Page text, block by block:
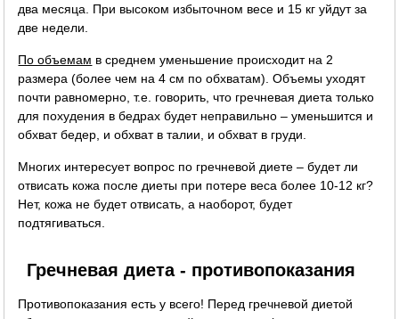
два месяца. При высоком избыточном весе и 15 кг уйдут за
две недели.
По объемам в среднем уменьшение происходит на 2
размера (более чем на 4 см по обхватам). Объемы уходят
почти равномерно, т.е. говорить, что гречневая диета только
для похудения в бедрах будет неправильно – уменьшится и
обхват бедер, и обхват в талии, и обхват в груди.
Многих интересует вопрос по гречневой диете – будет ли
отвисать кожа после диеты при потере веса более 10-12 кг?
Нет, кожа не будет отвисать, а наоборот, будет
подтягиваться.
Гречневая диета - противопоказания
Противопоказания есть у всего! Перед гречневой диетой